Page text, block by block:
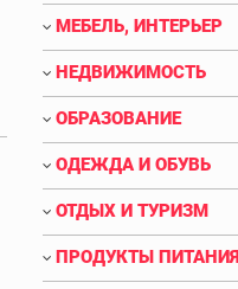
МЕБЕЛЬ, ИНТЕРЬЕР
НЕДВИЖИМОСТЬ
ОБРАЗОВАНИЕ
ОДЕЖДА И ОБУВЬ
ОТДЫХ И ТУРИЗМ
ПРОДУКТЫ ПИТАНИЯ